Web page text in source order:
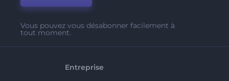
Vous pouvez vous désabonner facilement à
tout moment.
Entreprise